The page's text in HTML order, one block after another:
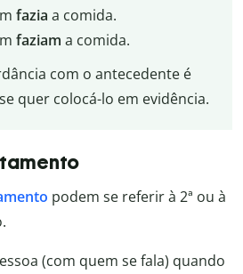
fazia a comida.
faziam a comida.
com o antecedente é
quer colocá-lo em evidência.
podem se referir à 2ª ou à
(com quem se fala) quando